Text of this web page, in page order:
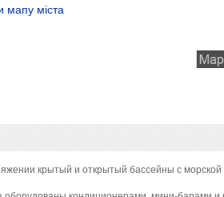
мапу міста
крытый и открытый бассейны с морской